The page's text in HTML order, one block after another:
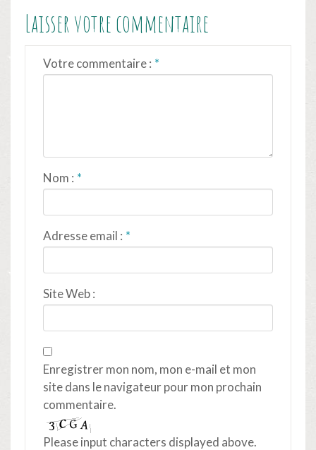
Laisser votre commentaire
Votre commentaire :
Nom :
Adresse email :
Site Web :
Enregistrer mon nom, mon e-mail et mon
site dans le navigateur pour mon prochain
commentaire.
Please input characters displayed above.